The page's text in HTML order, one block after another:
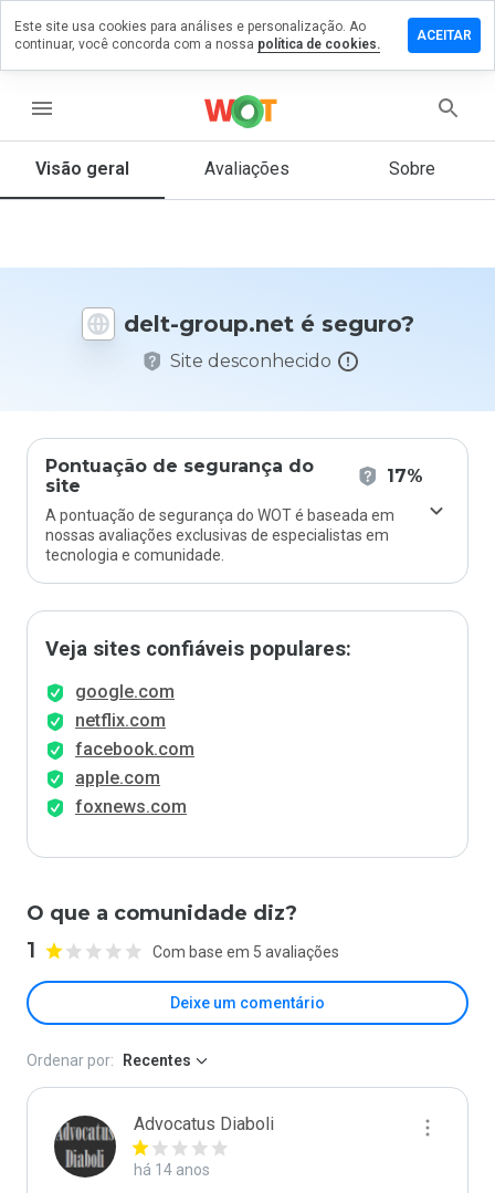
menu
Visão geral Avaliações Sobre
delt-group.net é seguro?
Site desconhecido
Pontuação de segurança do
site
17%
A pontuação de segurança do WOT é baseada em
nossas avaliações exclusivas de especialistas em
tecnologia e comunidade.
Veja sites confiáveis populares:
google.com
netflix.com
facebook.com
apple.com
foxnews.com
O que a comunidade diz?
1 Com base em 5 avaliações
Deixe um comentário
um
delt-
que
Ordenar por: Recentes
Advocatus Diaboli
há 14 anos
Este site usa cookies para análises e personalização. Ao
continuar, você concorda com a nossa política de cookies.
ACEITAR